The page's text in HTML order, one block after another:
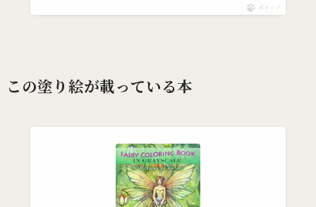
ポチップ
この塗り絵が載っている本